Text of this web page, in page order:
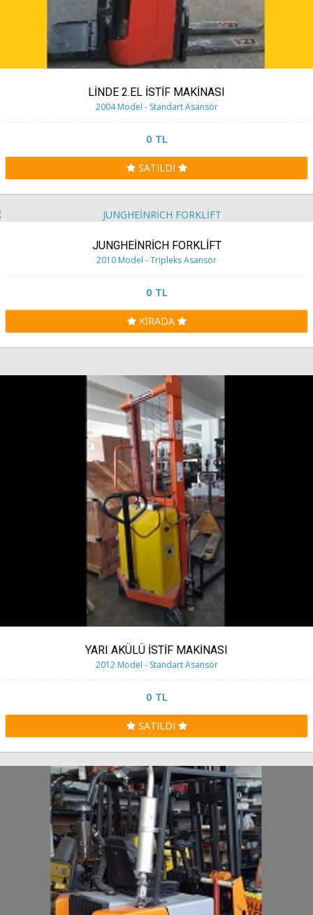
LİNDE 2.EL İSTİF MAKİNASI
2004 Model - Standart Asansör
0 TL
SATILDI
JUNGHEİNRİCH FORKLİFT
2010 Model - Tripleks Asansör
0 TL
KİRADA
YARI AKÜLÜ İSTİF MAKİNASI
2012 Model - Standart Asansör
0 TL
SATILDI